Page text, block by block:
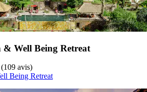
& Well Being Retreat
avis)
Being Retreat